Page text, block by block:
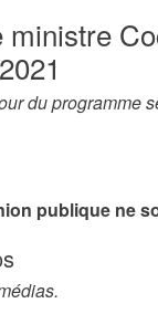
du programme
publique ne